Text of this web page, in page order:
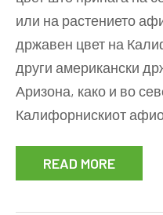
несоница,
стрес,
или на растението
државен цвет на
други американски
Аризона, како и во
Калифорнискиот
READ MORE